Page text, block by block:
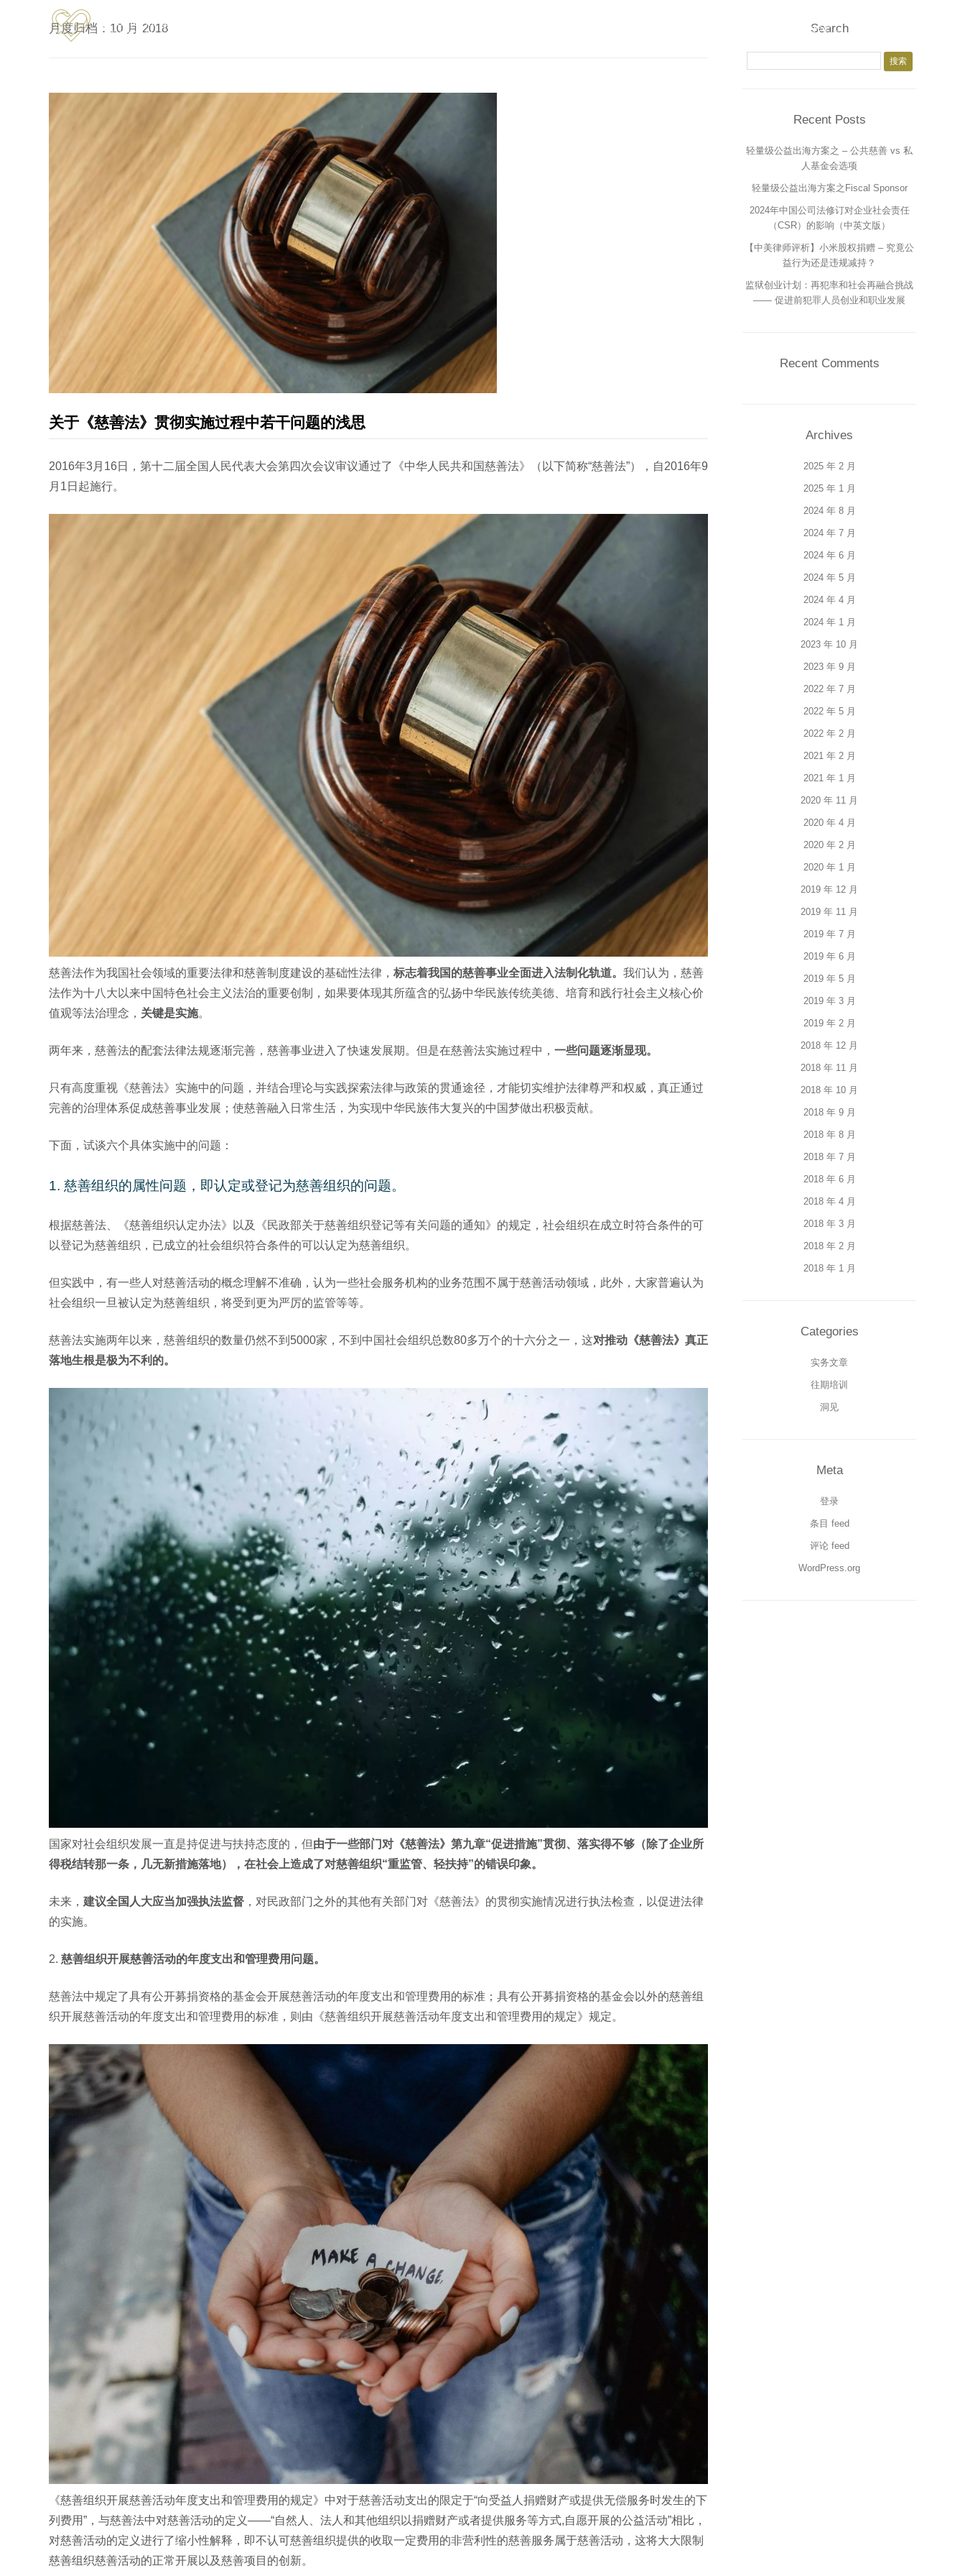
企业公益慈善
社会组织
境外非政府组织
慈善家
社会企业与影响力投资
研究成果
加入我们
律师
月度归档： 10 月 2018
关于《慈善法》贯彻实施过程中若干问题的浅思
2016年3月16日，第十二届全国人民代表大会第四次会议审议通过了《中华人民共和国慈善法》（以下简称“慈善法”），自2016年9
月1日起施行。
慈善法作为我国社会领域的重要法律和慈善制度建设的基础性法律， 标志着我国的慈善事业全面进入法制化轨道。 我们认为，慈善
法作为十八大以来中国特色社会主义法治的重要创制，如果要体现其所蕴含的弘扬中华民族传统美德、培育和践行社会主义核心价
值观等法治理念， 关键是实施。
两年来，慈善法的配套法律法规逐渐完善，慈善事业进入了快速发展期。但是在慈善法实施过程中， 一些问题逐渐显现。
只有高度重视《慈善法》实施中的问题，并结合理论与实践探索法律与政策的贯通途径，才能切实维护法律尊严和权威，真正通过
完善的治理体系促成慈善事业发展；使慈善融入日常生活，为实现中华民族伟大复兴的中国梦做出积极贡献。
下面，试谈六个具体实施中的问题：
1. 慈善组织的属性问题，即认定或登记为慈善组织的问题。
根据慈善法、《慈善组织认定办法》以及《民政部关于慈善组织登记等有关问题的通知》的规定，社会组织在成立时符合条件的可
以登记为慈善组织，已成立的社会组织符合条件的可以认定为慈善组织。
但实践中，有一些人对慈善活动的概念理解不准确，认为一些社会服务机构的业务范围不属于慈善活动领域，此外，大家普遍认为
社会组织一旦被认定为慈善组织，将受到更为严厉的监管等等。
慈善法实施两年以来，慈善组织的数量仍然不到5000家，不到中国社会组织总数80多万个的十六分之一，这对推动《慈善法》真正
落地生根是极为不利的。
国家对社会组织发展一直是持促进与扶持态度的，但由于一些部门对《慈善法》第九章“促进措施”贯彻、落实得不够（除了企业所
得税结转那一条，几无新措施落地），在社会上造成了对慈善组织“重监管、轻扶持”的错误印象。
未来， 建议全国人大应当加强执法监督 ，对民政部门之外的其他有关部门对《慈善法》的贯彻实施情况进行执法检查，以促进法律
的实施。
2. 慈善组织开展慈善活动的年度支出和管理费用问题。
慈善法中规定了具有公开募捐资格的基金会开展慈善活动的年度支出和管理费用的标准；具有公开募捐资格的基金会以外的慈善组
织开展慈善活动的年度支出和管理费用的标准，则由《慈善组织开展慈善活动年度支出和管理费用的规定》规定。
《慈善组织开展慈善活动年度支出和管理费用的规定》中对于慈善活动支出的限定于“向受益人捐赠财产或提供无偿服务时发生的下
列费用”，与慈善法中对慈善活动的定义——“自然人、法人和其他组织以捐赠财产或者提供服务等方式,自愿开展的公益活动”相比，
对慈善活动的定义进行了缩小性解释，即不认可慈善组织提供的收取一定费用的非营利性的慈善服务属于慈善活动，这将大大限制
慈善组织慈善活动的正常开展以及慈善项目的创新。
Search
Recent Posts
轻量级公益出海方案之 – 公共慈善 vs 私
人基金会选项
轻量级公益出海方案之Fiscal Sponsor
2024年中国公司法修订对企业社会责任
（CSR）的影响（中英文版）
【中美律师评析】小米股权捐赠 – 究竟公
益行为还是违规减持？
监狱创业计划：再犯率和社会再融合挑战
—— 促进前犯罪人员创业和职业发展
Recent Comments
Archives
2025 年 2 月
2025 年 1 月
2024 年 8 月
2024 年 7 月
2024 年 6 月
2024 年 5 月
2024 年 4 月
2024 年 1 月
2023 年 10 月
2023 年 9 月
2022 年 7 月
2022 年 5 月
2022 年 2 月
2021 年 2 月
2021 年 1 月
2020 年 11 月
2020 年 4 月
2020 年 2 月
2020 年 1 月
2019 年 12 月
2019 年 11 月
2019 年 7 月
2019 年 6 月
2019 年 5 月
2019 年 3 月
2019 年 2 月
2018 年 12 月
2018 年 11 月
2018 年 10 月
2018 年 9 月
2018 年 8 月
2018 年 7 月
2018 年 6 月
2018 年 4 月
2018 年 3 月
2018 年 2 月
2018 年 1 月
Categories
实务文章
往期培训
洞见
Meta
登录
条目 feed
评论 feed
WordPress.org